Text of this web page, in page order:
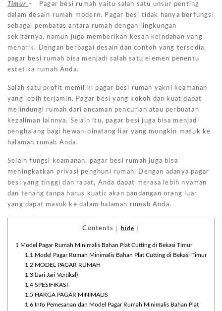
Timur – Pagar besi rumah yaitu salah satu unsur penting
dalam desain rumah modern. Pagar besi tidak hanya berfungsi
sebagai pembatas antara rumah dengan lingkungan
sekitarnya, namun juga memberikan kesan keindahan yang
menarik. Dengan berbagai desain dan contoh yang tersedia,
pagar besi rumah bisa menjadi salah satu elemen penentu
estetika rumah Anda.
Salah satu profit memiliki pagar besi rumah yakni keamanan
yang lebih terjamin. Pagar besi yang kokoh dan kuat dapat
melindungi rumah dari ancaman pencurian atau perbuatan
kezaliman lainnya. Selain itu, pagar besi juga bisa menjadi
penghalang bagi hewan-binatang liar yang mungkin masuk ke
halaman rumah Anda.
Selain fungsi keamanan, pagar besi rumah juga bisa
meningkatkan privasi penghuni rumah. Dengan adanya pagar
besi yang tinggi dan rapat, Anda dapat merasa lebih nyaman
dan tenang tanpa harus kuatir akan pandangan orang luar
yang dapat masuk ke dalam halaman rumah Anda.
Contents hide
1
Model Pagar Rumah Minimalis Bahan Plat Cutting di Bekasi Timur
1.1
Model Pagar Rumah Minimalis Bahan Plat Cutting di Bekasi Timur
1.2 MODEL PAGAR RUMAH
1.3(Jari-Jari Vertikal)
1.4SPESIFIKASI
1.5 HARGA PAGAR MINIMALIS
1.6Info Pemesanan dan Model Pagar Rumah Minimalis Bahan Plat